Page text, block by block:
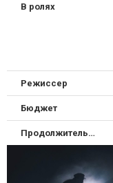
В ролях
Режиссер
Бюджет
Продолжительность